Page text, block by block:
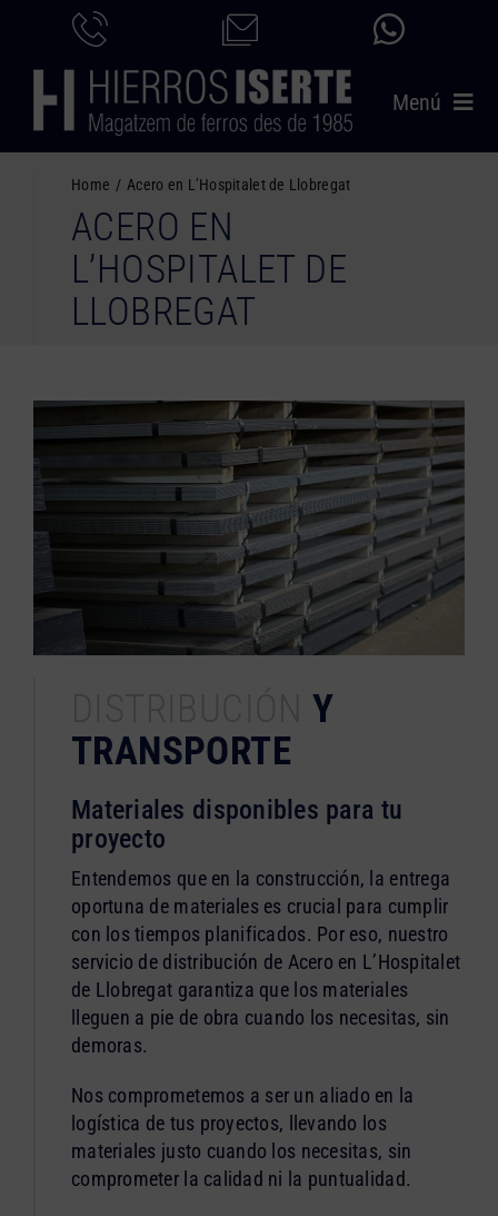
contenido
Menú
PRODUCTOS
SERVICIOS
CATÁLOGO
CONTACTO
Home Acero en L’Hospitalet de Llobregat
ACERO EN
L’HOSPITALET DE
LLOBREGAT
DISTRIBUCIÓNY
TRANSPORTE
Materiales disponibles para tu
proyecto
Entendemos que en la construcción, la entrega
oportuna de materiales es crucial para cumplir
con los tiempos planificados. Por eso, nuestro
servicio de distribución de Acero en L’Hospitalet
de Llobregat garantiza que los materiales
lleguen a pie de obra cuando los necesitas, sin
demoras.
Nos comprometemos a ser un aliado en la
logística de tus proyectos, llevando los
materiales justo cuando los necesitas, sin
comprometer la calidad ni la puntualidad.